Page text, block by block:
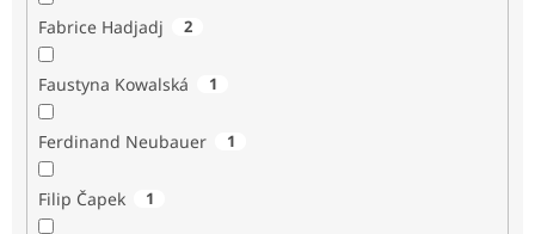
Fabrice Hadjadj 2
Faustyna Kowalská 1
Ferdinand Neubauer 1
Filip Čapek 1